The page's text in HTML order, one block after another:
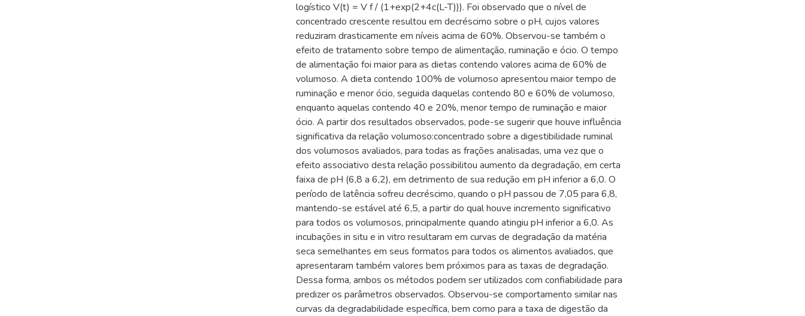
logístico V(t) = V f / (1+exp(2+4c(L-T))). Foi observado que o nível de
concentrado crescente resultou em decréscimo sobre o pH, cujos valores
reduziram drasticamente em níveis acima de 60%. Observou-se também o
efeito de tratamento sobre tempo de alimentação, ruminação e ócio. O tempo
de alimentação foi maior para as dietas contendo valores acima de 60% de
volumoso. A dieta contendo 100% de volumoso apresentou maior tempo de
ruminação e menor ócio, seguida daquelas contendo 80 e 60% de volumoso,
enquanto aquelas contendo 40 e 20%, menor tempo de ruminação e maior
ócio. A partir dos resultados observados, pode-se sugerir que houve influência
significativa da relação volumoso:concentrado sobre a digestibilidade ruminal
dos volumosos avaliados, para todas as frações analisadas, uma vez que o
efeito associativo desta relação possibilitou aumento da degradação, em certa
faixa de pH (6,8 a 6,2), em detrimento de sua redução em pH inferior a 6,0. O
período de latência sofreu decréscimo, quando o pH passou de 7,05 para 6,8,
mantendo-se estável até 6,5, a partir do qual houve incremento significativo
para todos os volumosos, principalmente quando atingiu pH inferior a 6,0. As
incubações in situ e in vitro resultaram em curvas de degradação da matéria
seca semelhantes em seus formatos para todos os alimentos avaliados, que
apresentaram também valores bem próximos para as taxas de degradação.
Dessa forma, ambos os métodos podem ser utilizados com confiabilidade para
predizer os parâmetros observados. Observou-se comportamento similar nas
curvas da degradabilidade específica, bem como para a taxa de digestão da